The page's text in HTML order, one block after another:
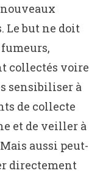
Le but ne doit
collectés voire
sensibiliser à
de collecte
et de veiller à
aussi peut-
directement